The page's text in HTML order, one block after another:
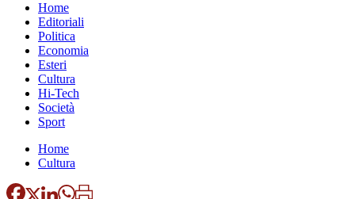
Home
Editoriali
Politica
Economia
Esteri
Cultura
Hi-Tech
Società
Sport
Home
Cultura